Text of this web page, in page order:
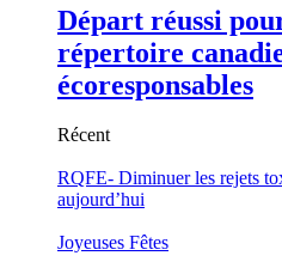
Départ réussi
répertoire
écoresponsables
Récent
RQFE- Diminuer les rejets
aujourd’hui
Joyeuses Fêtes